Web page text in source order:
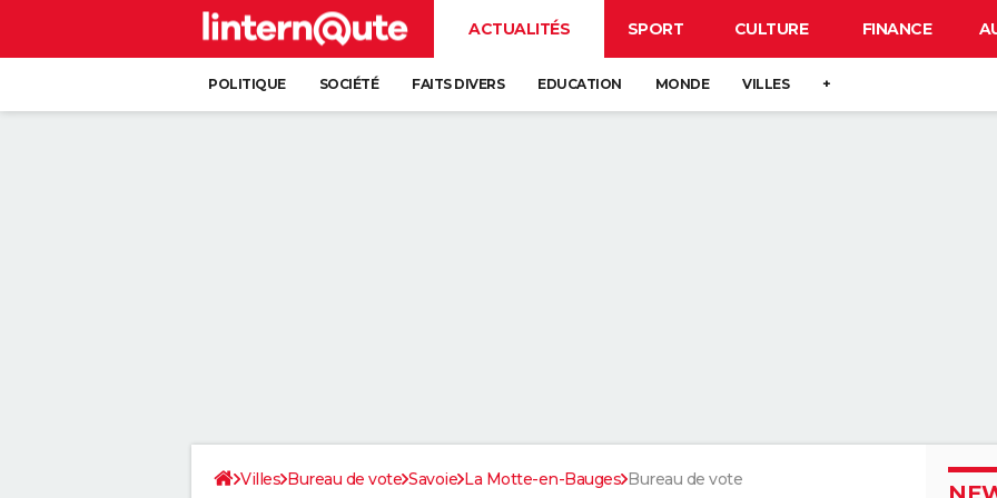
ACTUALITÉS SPORT CULTURE FINANCE
POLITIQUE SOCIÉTÉ FAITS DIVERS EDUCATION MONDE VILLES +
Villes Bureau de vote Savoie La Motte-en-Bauges Bureau de vote